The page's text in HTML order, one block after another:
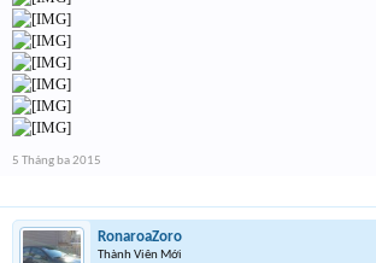
5 Tháng ba 2015
RonaroaZoro
Thành Viên Mới